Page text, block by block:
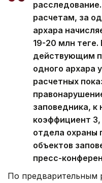
расчетам, за
архара
19-20 млн
действующим
одного архара
расчетных
заповедника, к
коэффициент
отдела охраны
объектов
пресс-
По предварительным